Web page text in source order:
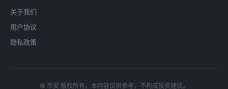
关于我们
用户协议
隐私政策
© 币安 版权所有。本内容仅供参考，不构成投资建议。